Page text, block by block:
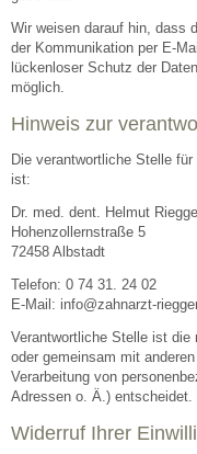
Wir weisen darauf hin, dass
der Kommunikation per E-
lückenloser Schutz der
möglich.
Hinweis zur
Die verantwortliche Stelle
ist:
Dr. med. dent. Helmut
Hohenzollernstraße 5
72458 Albstadt
Telefon: 0 74 31. 24 02
E-Mail: info@zahnarzt-
Verantwortliche Stelle ist
oder gemeinsam mit
Verarbeitung von
Adressen o. Ä.) entscheidet.
Widerruf Ihrer